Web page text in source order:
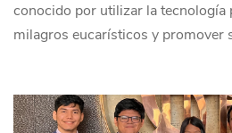
conocido por utilizar la tecnología
milagros eucarísticos y promover